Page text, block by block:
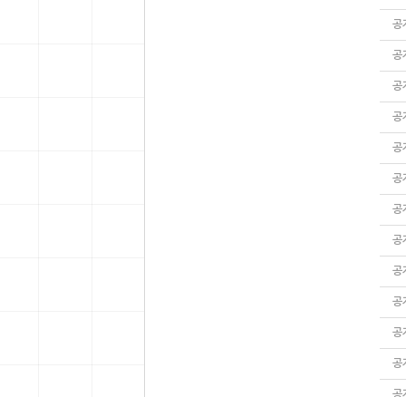
공
공
공
공
공
공
공
공
공
공
공
공
공